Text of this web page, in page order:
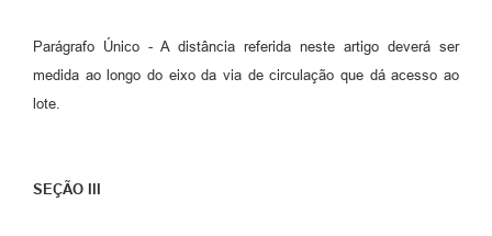
Parágrafo Único - A distância referida neste artigo deverá ser
medida ao longo do eixo da via de circulação que dá acesso ao
lote.
SEÇÃO III